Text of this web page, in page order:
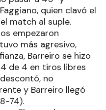
quien clavó el
match al suple.
empezaron
más agresivo,
Barreiro se hizo
de 4 en tiros libres
no
y Barreiro llegó
74).